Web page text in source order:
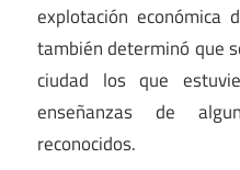
explotación económica
también determinó que
ciudad los que
enseñanzas de
reconocidos.